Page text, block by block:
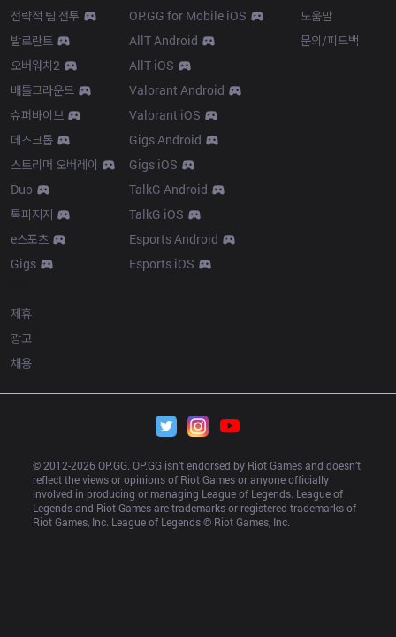
전략적 팀 전투
발로란트
오버워치2
배틀그라운드
슈퍼바이브
데스크톱
스트리머 오버레이
Duo
톡피지지
e스포츠
Gigs
OP.GG for Mobile iOS
AllT Android
AllT iOS
Valorant Android
Valorant iOS
Gigs Android
Gigs iOS
TalkG Android
TalkG iOS
Esports Android
Esports iOS
도움말
문의/피드백
제휴
광고
채용
© 2012-2026 OP.GG. OP.GG isn’t endorsed by Riot Games and doesn’t
reflect the views or opinions of Riot Games or anyone officially
involved in producing or managing League of Legends. League of
Legends and Riot Games are trademarks or registered trademarks of
Riot Games, Inc. League of Legends © Riot Games, Inc.